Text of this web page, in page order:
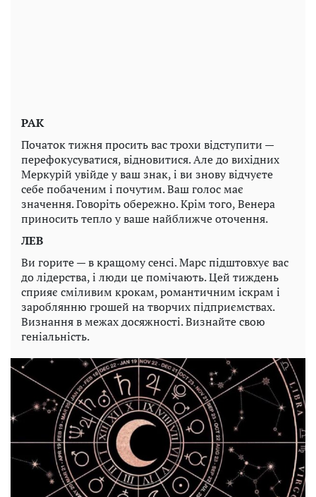
РАК
Початок тижня просить вас трохи відступити —
перефокусуватися, відновитися. Але до вихідних
Меркурій увійде у ваш знак, і ви знову відчуєте
себе побаченим і почутим. Ваш голос має
значення. Говоріть обережно. Крім того, Венера
приносить тепло у ваше найближче оточення.
ЛЕВ
Ви горите — в кращому сенсі. Марс підштовхує вас
до лідерства, і люди це помічають. Цей тиждень
сприяє сміливим крокам, романтичним іскрам і
зароблянню грошей на творчих підприємствах.
Визнання в межах досяжності. Визнайте свою
геніальність.